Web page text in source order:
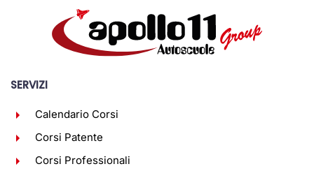
SERVIZI
Calendario Corsi
Corsi Patente
Corsi Professionali